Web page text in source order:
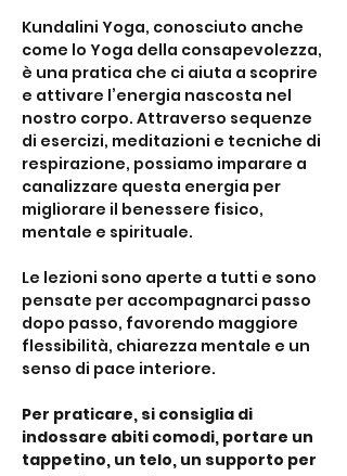
Kundalini Yoga, conosciuto anche
come lo Yoga della consapevolezza,
è una pratica che ci aiuta a scoprire
e attivare l’energia nascosta nel
nostro corpo. Attraverso sequenze
di esercizi, meditazioni e tecniche di
respirazione, possiamo imparare a
canalizzare questa energia per
migliorare il benessere fisico,
mentale e spirituale.
Le lezioni sono aperte a tutti e sono
pensate per accompagnarci passo
dopo passo, favorendo maggiore
flessibilità, chiarezza mentale e un
senso di pace interiore.
Per praticare, si consiglia di
indossare abiti comodi, portare un
tappetino, un telo, un supporto per